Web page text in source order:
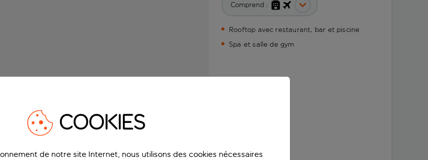
Comprend :
Rooftop avec restaurant, bar et piscine
Spa et salle de gym
COOKIES
de notre site Internet, nous utilisons des cookies nécessaires